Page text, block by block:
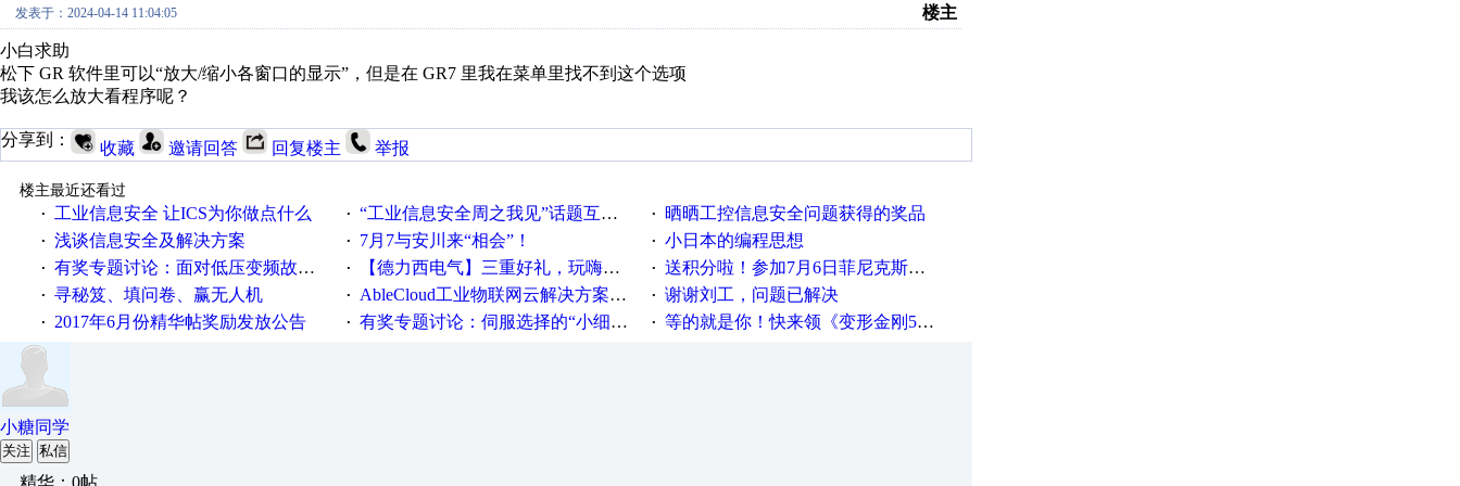
发表于：2024-04-14 11:04:05 楼主
小白求助
松下 GR 软件里可以“放大/缩小各窗口的显示”，但是在 GR7 里我在菜单里找不到这个选项
我该怎么放大看程序呢？
分享到： 收藏 邀请回答 回复楼主 举报
楼主最近还看过
·
工业信息安全 让ICS为你做点什么 · “工业信息安全周之我见”话题互动获奖名单发布公告 · 晒晒工控信息安全问题获得的奖品
· 浅谈信息安全及解决方案 · 7月7与安川来“相会”！ · 小日本的编程思想
· 有奖专题讨论：面对低压变频故障，老手是这样解决的！ · 【德力西电气】三重好礼，玩嗨夏日！ · 送积分啦！参加7月6日菲尼克斯在线研讨会即得
· 寻秘笈、填问卷、赢无人机 · AbleCloud工业物联网云解决方案实践及应用 · 谢谢刘工，问题已解决
· 2017年6月份精华帖奖励发放公告 · 有奖专题讨论：伺服选择的“小细节大学问”奖励公告 · 等的就是你！快来领《变形金刚5》观影券
小糖同学
关注 私信
精华：0帖